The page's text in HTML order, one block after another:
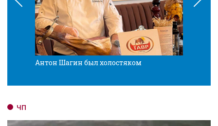
Антон Шагин был холостяком
ЧП